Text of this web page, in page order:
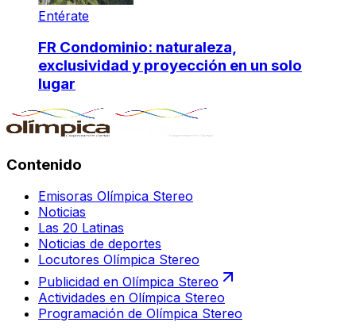
Entérate
FR Condominio: naturaleza,
exclusividad y proyección en un solo
lugar
Contenido
Emisoras Olímpica Stereo
Noticias
Las 20 Latinas
Noticias de deportes
Locutores Olímpica Stereo
Publicidad en Olímpica Stereo
Actividades en Olímpica Stereo
Programación de Olímpica Stereo